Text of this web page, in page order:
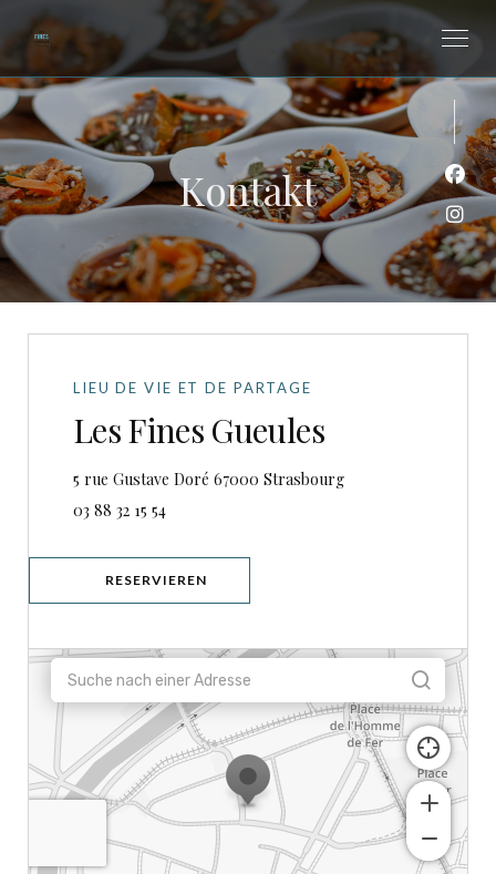
Kontakt
LIEU DE VIE ET DE PARTAGE
Les Fines Gueules
5 rue Gustave Doré 67000 Strasbourg((öffnet ein neues
03 88 32 15 54
RESERVIEREN